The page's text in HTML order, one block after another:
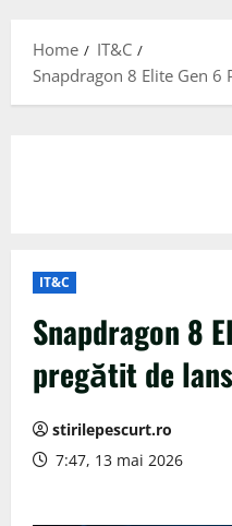
Home
IT&C
Snapdragon 8 Elite Gen 6
IT&C
Snapdragon 8
pregătit de
stirilepescurt.ro
7:47, 13 mai 2026